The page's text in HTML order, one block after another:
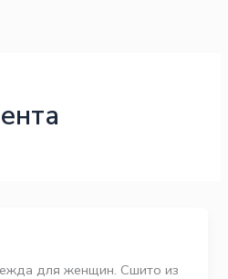
для женщин. Сшито из